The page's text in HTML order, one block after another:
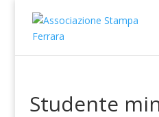
Studente